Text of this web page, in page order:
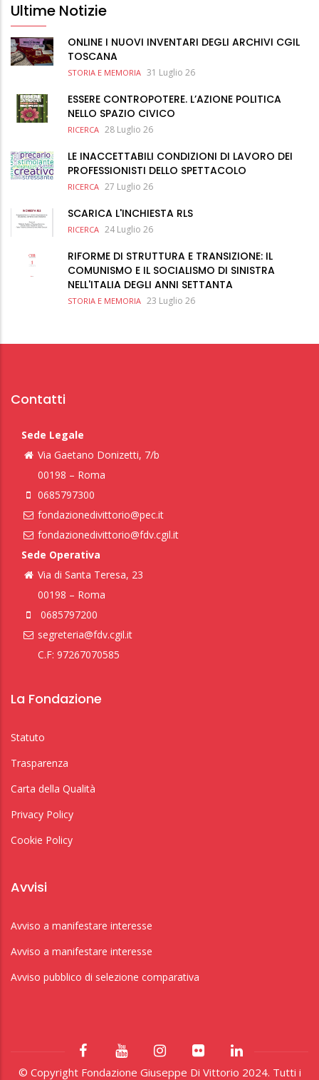
Ultime Notizie
ONLINE I NUOVI INVENTARI DEGLI ARCHIVI CGIL
TOSCANA
STORIA E MEMORIA 31 Luglio 26
ESSERE CONTROPOTERE. L’AZIONE POLITICA
NELLO SPAZIO CIVICO
RICERCA 28 Luglio 26
LE INACCETTABILI CONDIZIONI DI LAVORO DEI
PROFESSIONISTI DELLO SPETTACOLO
RICERCA 27 Luglio 26
SCARICA L'INCHIESTA RLS
RICERCA 24 Luglio 26
RIFORME DI STRUTTURA E TRANSIZIONE: IL
COMUNISMO E IL SOCIALISMO DI SINISTRA
NELL'ITALIA DEGLI ANNI SETTANTA
STORIA E MEMORIA 23 Luglio 26
Contatti
Sede Legale
Via Gaetano Donizetti, 7/b
00198 – Roma
0685797300
fondazionedivittorio@pec.it
fondazionedivittorio@fdv.cgil.it
Sede Operativa
Via di Santa Teresa, 23
00198 – Roma
0685797200
segreteria@fdv.cgil.it
C.F: 97267070585
La Fondazione
Statuto
Trasparenza
Carta della Qualità
Privacy Policy
Cookie Policy
Avvisi
Avviso a manifestare interesse
Avviso a manifestare interesse
Avviso pubblico di selezione comparativa
© Copyright Fondazione Giuseppe Di Vittorio 2024. Tutti i